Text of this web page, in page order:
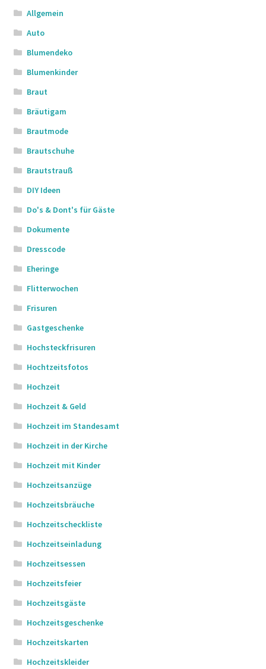
Allgemein
Auto
Blumendeko
Blumenkinder
Braut
Bräutigam
Brautmode
Brautschuhe
Brautstrauß
DIY Ideen
Do's & Dont's für Gäste
Dokumente
Dresscode
Eheringe
Flitterwochen
Frisuren
Gastgeschenke
Hochsteckfrisuren
Hochtzeitsfotos
Hochzeit
Hochzeit & Geld
Hochzeit im Standesamt
Hochzeit in der Kirche
Hochzeit mit Kinder
Hochzeitsanzüge
Hochzeitsbräuche
Hochzeitscheckliste
Hochzeitseinladung
Hochzeitsessen
Hochzeitsfeier
Hochzeitsgäste
Hochzeitsgeschenke
Hochzeitskarten
Hochzeitskleider